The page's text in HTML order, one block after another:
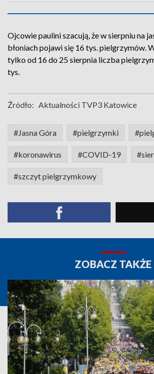
Ojcowie paulini szacują, że w sierpniu na
błoniach pojawi się 16 tys. pielgrzymów.
tylko od 16 do 25 sierpnia liczba
tys.
Źródło: Aktualności TVP3 Katowice
#Jasna Góra #pielgrzymki
#koronawirus #COVID-19
#szczyt pielgrzymkowy
ZOBACZ TAKŻE